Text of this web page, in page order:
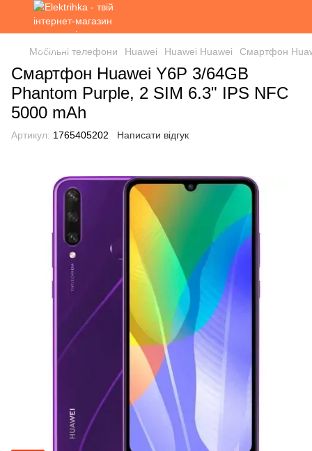
Мобільні телефони Huawei Huawei Huawei Смартфон
Смартфон Huawei Y6P 3/64GB
Phantom Purple, 2 SIM 6.3" IPS NFC
5000 mAh
Артикул: 1765405202 Написати відгук